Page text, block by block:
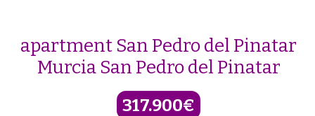
apartment San Pedro del Pinatar
Murcia San Pedro del Pinatar
317.900€